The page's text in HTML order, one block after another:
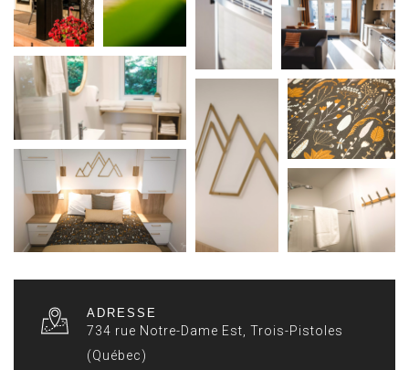
ADRESSE
734 rue Notre-Dame Est, Trois-Pistoles
(Québec)